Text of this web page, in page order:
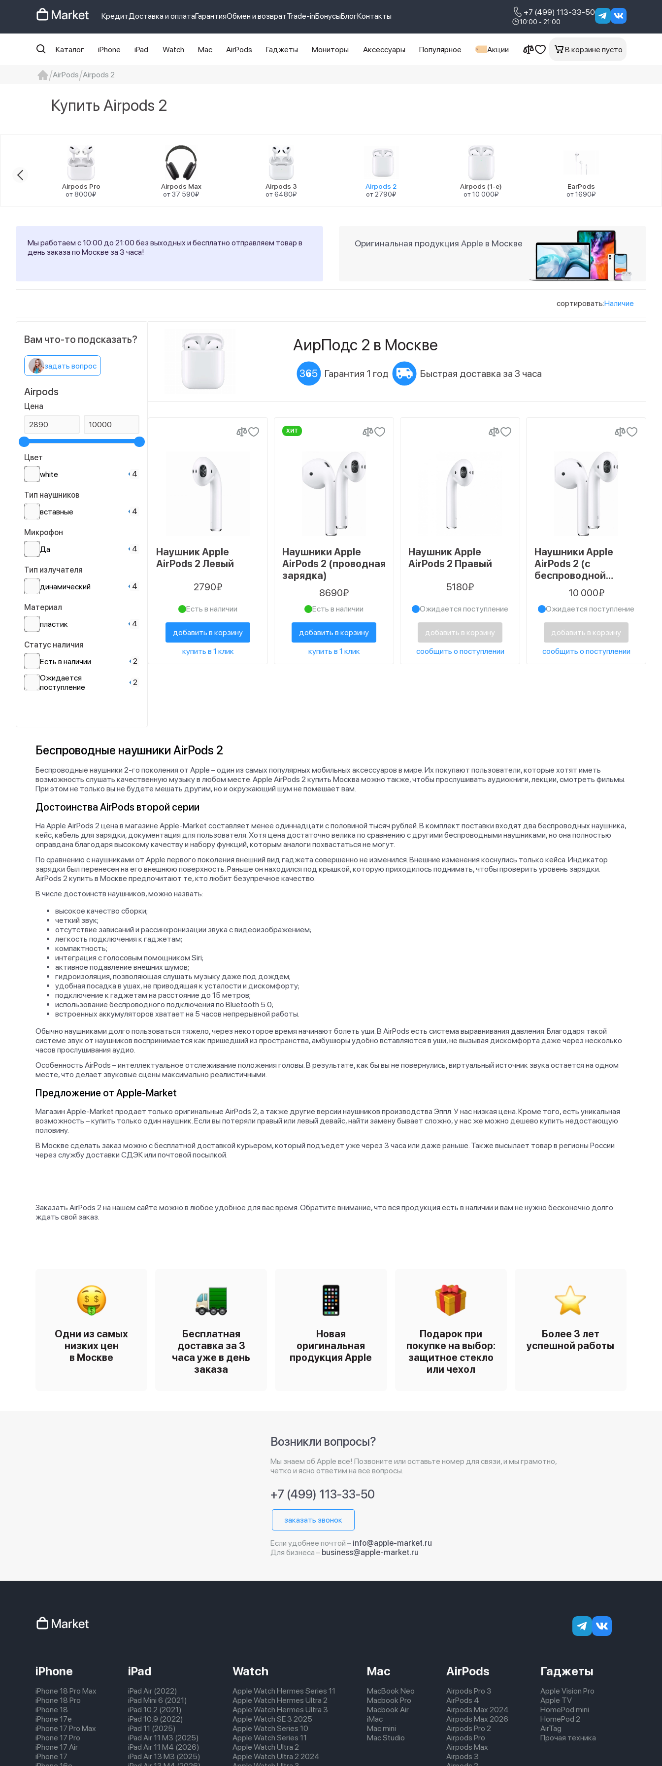
КредитДоставка и оплатаГарантияОбмен и возвратTrade-inБонусыБлогКонтакты +7 (499) 113-33-50
10:00 - 21:00
Каталог iPhone iPad Watch Mac AirPods Гаджеты Мониторы Аксессуары Популярное Акции В корзине пусто
AirPods Airpods 2
Купить Airpods 2
Airpods Pro
от 8000₽
Airpods Max
от 37 590₽
Airpods 3
от 6480₽
Airpods 2
от 2790₽
Airpods (1-е)
от 10 000₽
EarPods
от 1690₽
Мы работаем с 10:00 до 21:00 без выходных и бесплатно отправляем товар в
день заказа по Москве за 3 часа!
Оригинальная продукция Apple в Москве
сортировать:Наличие
Вам что-то подсказать?
задать вопрос
Airpods
Цена
Цвет
white
4
Тип наушников
вставные
4
Микрофон
Да
4
Тип излучателя
динамический
4
Материал
пластик
4
Статус наличия
Есть в наличии
2
Ожидается
поступление
2
АирПодс 2 в Москве
Гарантия 1 год Быстрая доставка за 3 часа
Наушник Apple
AirPods 2 Левый
2790₽
Есть в наличии
добавить в корзину
купить в 1 клик
ХИТ
Наушники Apple
AirPods 2 (проводная
зарядка)
8690₽
Есть в наличии
добавить в корзину
купить в 1 клик
Наушник Apple
AirPods 2 Правый
5180₽
Ожидается поступление
добавить в корзину
сообщить о поступлении
Наушники Apple
AirPods 2 (с
беспроводной
зарядкой)10 000₽
Ожидается поступление
добавить в корзину
сообщить о поступлении
Беспроводные наушники AirPods 2
Беспроводные наушники 2-го поколения от Apple – один из самых популярных мобильных аксессуаров в мире. Их покупают пользователи, которые хотят иметь
возможность слушать качественную музыку в любом месте. Apple AirPods 2 купить Москва можно также, чтобы прослушивать аудиокниги, лекции, смотреть фильмы.
При этом не только вы не будете мешать другим, но и окружающий шум не помешает вам.
Достоинства AirPods второй серии
На Apple AirPods 2 цена в магазине Apple-Market составляет менее одиннадцати с половиной тысяч рублей. В комплект поставки входят два беспроводных наушника,
кейс, кабель для зарядки, документация для пользователя. Хотя цена достаточно велика по сравнению с другими беспроводными наушниками, но она полностью
оправдана благодаря высокому качеству и набору функций, которым аналоги похвастаться не могут.
По сравнению с наушниками от Apple первого поколения внешний вид гаджета совершенно не изменился. Внешние изменения коснулись только кейса. Индикатор
зарядки был перенесен на его внешнюю поверхность. Раньше он находился под крышкой, которую приходилось поднимать, чтобы проверить уровень зарядки.
AirPods 2 купить в Москве предпочитают те, кто любит безупречное качество.
В числе достоинств наушников, можно назвать:
высокое качество сборки;
четкий звук;
отсутствие зависаний и рассинхронизации звука с видеоизображением;
легкость подключения к гаджетам;
компактность;
интеграция с голосовым помощником Siri;
активное подавление внешних шумов;
гидроизоляция, позволяющая слушать музыку даже под дождем;
удобная посадка в ушах, не приводящая к усталости и дискомфорту;
подключение к гаджетам на расстояние до 15 метров;
использование беспроводного подключения по Bluetooth 5.0;
встроенных аккумуляторов хватает на 5 часов непрерывной работы.
Обычно наушниками долго пользоваться тяжело, через некоторое время начинают болеть уши. В AirPods есть система выравнивания давления. Благодаря такой
системе звук от наушников воспринимается как пришедший из пространства, амбушюры удобно вставляются в уши, не вызывая дискомфорта даже через несколько
часов прослушивания аудио.
Особенность AirPods – интеллектуальное отслеживание положения головы. В результате, как бы вы не повернулись, виртуальный источник звука остается на одном
месте, что делает звуковые сцены максимально реалистичными.
Предложение от Apple-Market
Магазин Apple-Market продает только оригинальные AirPods 2, а также другие версии наушников производства Эппл. У нас низкая цена. Кроме того, есть уникальная
возможность – купить только один наушник. Если вы потеряли правый или левый девайс, найти замену бывает сложно, у нас же можно дешево купить недостающую
половину.
В Москве сделать заказ можно с бесплатной доставкой курьером, который подъедет уже через 3 часа или даже раньше. Также высылает товар в регионы России
через службу доставки СДЭК или почтовой посылкой.
Заказать AirPods 2 на нашем сайте можно в любое удобное для вас время. Обратите внимание, что вся продукция есть в наличии и вам не нужно бесконечно долго
ждать свой заказ.
Одни из самых
низких цен
в Москве
Бесплатная
доставка за 3
часа уже в день
заказа
Новая
оригинальная
продукция Apple
Подарок при
покупке на выбор:
защитное стекло
или чехол
Более 3 лет
успешной работы
Возникли вопросы?
Мы знаем об Apple все! Позвоните или оставьте номер для связи, и мы грамотно,
четко и ясно ответим на все вопросы.
+7 (499) 113-33-50
заказать звонок
Если удобнее почтой – info@apple-market.ru
Для бизнеса – business@apple-market.ru
iPhone
iPhone 18 Pro Max
iPhone 18 Pro
iPhone 18
iPhone 17e
iPhone 17 Pro Max
iPhone 17 Pro
iPhone 17 Air
iPhone 17
iPad
iPad Air (2022)
iPad Mini 6 (2021)
iPad 10.2 (2021)
iPad 10.9 (2022)
iPad 11 (2025)
iPad Air 11 M3 (2025)
iPad Air 11 M4 (2026)
iPad Air 13 M3 (2025)
Watch
Apple Watch Hermes Series 11
Apple Watch Hermes Ultra 2
Apple Watch Hermes Ultra 3
Apple Watch SE 3 2025
Apple Watch Series 10
Apple Watch Series 11
Apple Watch Ultra 2
Apple Watch Ultra 2 2024
Mac
MacBook Neo
Macbook Pro
Macbook Air
iMac
Mac mini
Mac Studio
AirPods
Airpods Pro 3
AirPods 4
Airpods Max 2024
Airpods Max 2026
Airpods Pro 2
Airpods Pro
Airpods Max
Airpods 3
Гаджеты
Apple Vision Pro
Apple TV
HomePod mini
HomePod 2
AirTag
Прочая техника